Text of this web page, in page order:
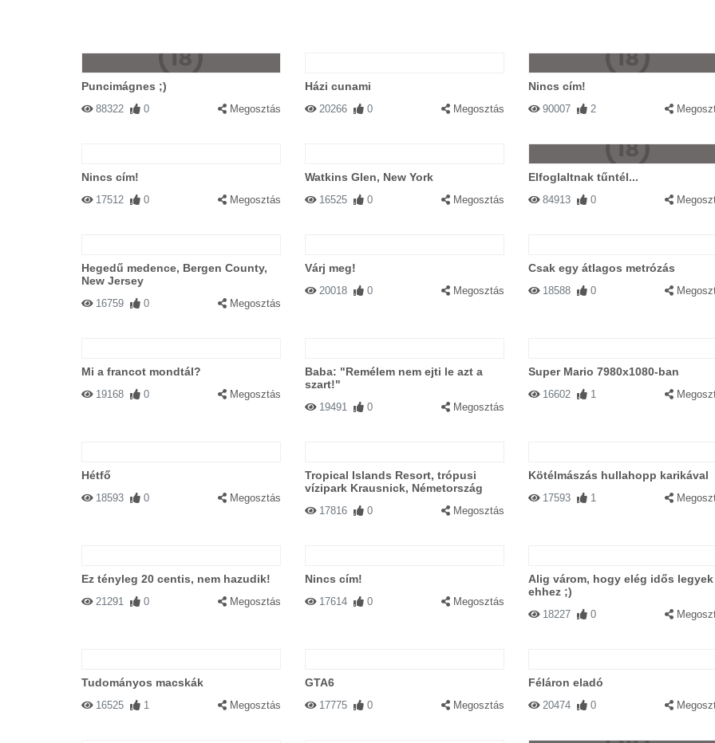
Puncimágnes ;)
88322 0 Megosztás
Házi cunami
20266 0 Megosztás
Nincs cím!
90007 2
Nincs cím!
17512 0 Megosztás
Watkins Glen, New York
16525 0 Megosztás
Elfoglaltnak tűntél...
84913 0
Hegedű medence, Bergen County,
New Jersey
16759 0 Megosztás
Várj meg!
20018 0 Megosztás
Csak egy átlagos metrózás
18588 0
Mi a francot mondtál?
19168 0 Megosztás
Baba: "Remélem nem ejti le azt a
szart!"
19491 0 Megosztás
Super Mario 7980x1080-ban
16602 1
Hétfő
18593 0 Megosztás
Tropical Islands Resort, trópusi
vízipark Krausnick, Németország
17816 0 Megosztás
Kötélmászás hullahopp karikával
17593 1
Ez tényleg 20 centis, nem hazudik!
21291 0 Megosztás
Nincs cím!
17614 0 Megosztás
Alig várom, hogy elég idős legyek
ehhez ;)
18227 0
Tudományos macskák
16525 1 Megosztás
GTA6
17775 0 Megosztás
Féláron eladó
20474 0